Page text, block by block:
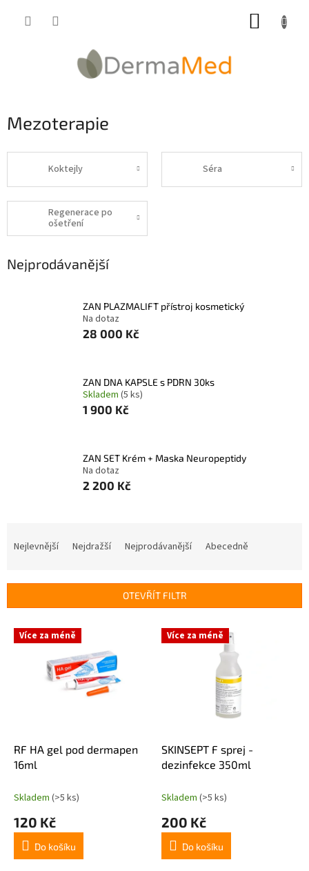
Mezoterapie
Koktejly Séra
Regenerace po
ošetření
Nejprodávanější
ZAN PLAZMALIFT přístroj kosmetický
Na dotaz
28 000 Kč
ZAN DNA KAPSLE s PDRN 30ks
Skladem (5 ks)
1 900 Kč
ZAN SET Krém + Maska Neuropeptidy
Na dotaz
2 200 Kč
í
Nejlevnější Nejdražší Nejprodávanější Abecedně
OTEVŘÍT FILTR
V Více za méně
RF HA gel pod dermapen
16ml
Skladem (>5 ks)
120 Kč
Do košíku
Více za méně
SKINSEPT F sprej -
dezinfekce 350ml
Skladem (>5 ks)
200 Kč
Do košíku